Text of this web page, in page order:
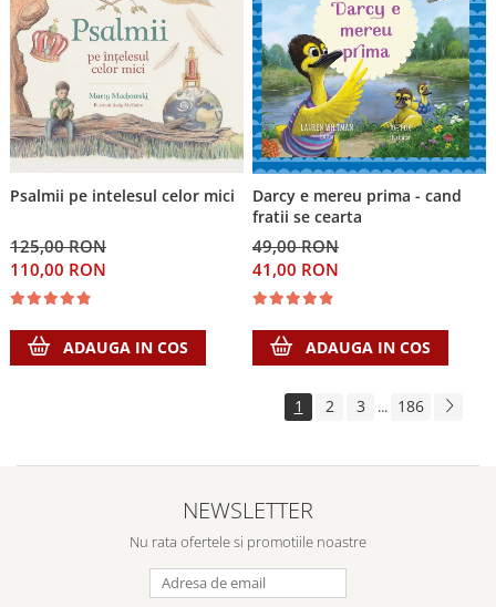
Psalmii pe intelesul celor mici
125,00 RON
110,00 RON
ADAUGA IN COS
Darcy e mereu prima - cand
fratii se cearta
49,00 RON
41,00 RON
ADAUGA IN COS
1 2 3 ... 186
NEWSLETTER
Nu rata ofertele si promotiile noastre